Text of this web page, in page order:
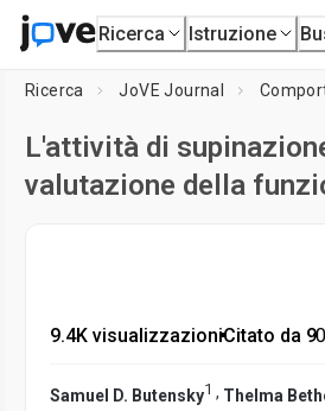
Ricerca Istruzione
Ricerca JoVE Journal
L'attività di
valutazione della
9.4K visualizzazioni•Citato da 9•
Samuel D. Butensky1 , Thelma